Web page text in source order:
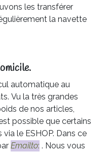
les transférer
la navette
automatique au
Vu la très grandes
de nos articles,
possible que certains
le ESHOP. Dans ce
Emailto: . Nous vous